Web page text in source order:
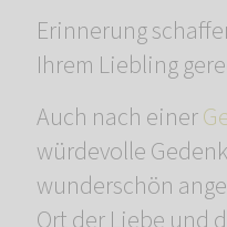
Erinnerung
Ihrem Liebling
Auch nach einer
würdevolle
wunderschön